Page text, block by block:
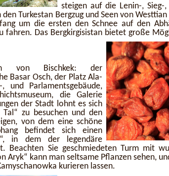
steigen auf die Lenin-, Sieg-
Turkestan Bergzug und Seen von
um die ersten den Schnee auf den
fahren. Das Bergkirgisistan bietet große
von Bischkek: der
Basar Osch, der Platz Ala-
und Parlamentsgebäude,
die Galerie
der Stadt lohnt es sich
zu besuchen und den
von dem eine schöne
befindet sich einen
in dem der legendäre
Beachten Sie geschmiedeten Turm mit
Aryk“ kann man seltsame Pflanzen sehen,
kurieren lassen.